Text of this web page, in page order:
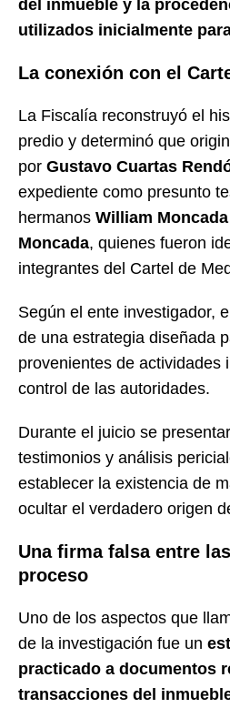
del inmueble y la
utilizados inicialmente
La conexión con el
La Fiscalía reconstruyó el
predio y determinó que
por Gustavo Cuartas
expediente como presunto
hermanos William
Moncada, quienes fueron
integrantes del Cartel de
Según el ente investigador,
de una estrategia diseñada
provenientes de actividades
control de las autoridades.
Durante el juicio se
testimonios y análisis
establecer la existencia de
ocultar el verdadero origen
Una firma falsa entre
proceso
Uno de los aspectos que
de la investigación fue un
practicado a documentos
transacciones del